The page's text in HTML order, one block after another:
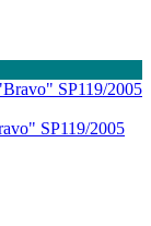
SP119/2005